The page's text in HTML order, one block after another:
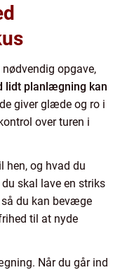
opgave,
lidt planlægning kan
giver glæde og ro i
over turen i
hen, og hvad du
skal lave en striks
så du kan bevæge
til at nyde
Når du går ind